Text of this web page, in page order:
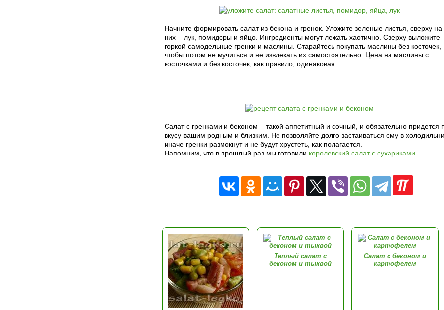
Начните формировать салат из бекона и гренок. Уложите зеленые листья, сверху на
них – лук, помидоры и яйцо. Ингредиенты могут лежать хаотично. Сверху выложите
горкой самодельные гренки и маслины. Старайтесь покупать маслины без косточек,
чтобы потом не мучиться и не извлекать их самостоятельно. Цена на маслины с
косточками и без косточек, как правило, одинаковая.
Салат с гренками и беконом – такой аппетитный и сочный, и обязательно придется
вкусу вашим родным и близким. Не позволяйте долго застаиваться ему в
иначе гренки размокнут и не будут хрустеть, как полагается.
Напомним, что в прошлый раз мы готовили королевский салат с сухариками
Теплый салат с
беконом и тыквой
Салат с беконом и
картофелем